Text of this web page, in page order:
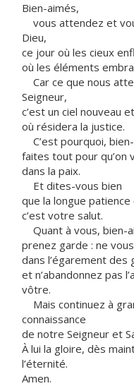
Bien-aimés,
vous attendez et
Dieu,
ce jour où les cieux
où les éléments
Car ce que nous
Seigneur,
c’est un ciel nouveau
où résidera la justice.
C’est pourquoi,
faites tout pour qu’on
dans la paix.
Et dites-vous bien
que la longue
c’est votre salut.
Quant à vous, bien-
prenez garde : ne
dans l’égarement des
et n’abandonnez pas
vôtre.
Mais continuez à
connaissance
de notre Seigneur et
À lui la gloire, dès
l’éternité.
Amen.